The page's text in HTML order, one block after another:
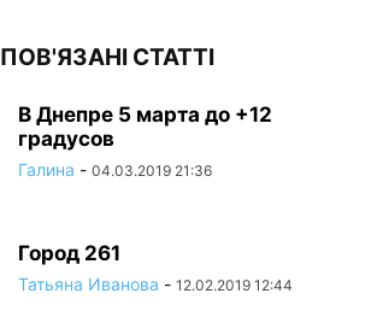
ПОВ'ЯЗАНІ СТАТТІ
В Днепре 5 марта до +12
градусов
Галина - 04.03.2019 21:36
Город 261
Татьяна Иванова - 12.02.2019 12:44